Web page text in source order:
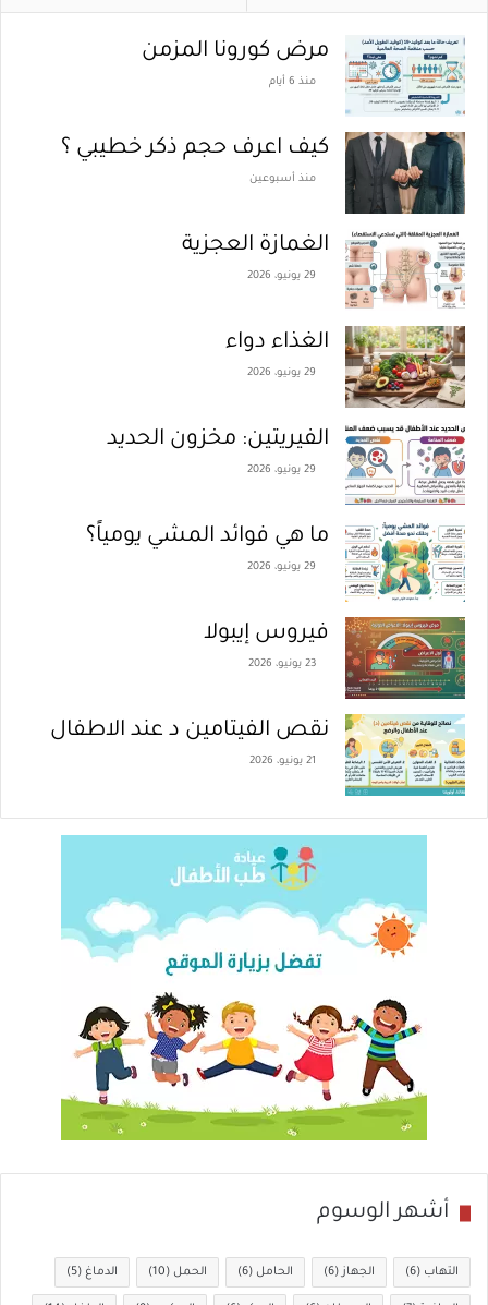
مرض كورونا المزمن
منذ 6 أيام
كيف اعرف حجم ذكر خطيبي ؟
منذ أسبوعين
الغمازة العجزية
29 يونيو، 2026
الغذاء دواء
29 يونيو، 2026
الفيريتين: مخزون الحديد
29 يونيو، 2026
ما هي فوائد المشي يومياً؟
29 يونيو، 2026
فيروس إيبولا
23 يونيو، 2026
نقص الفيتامين د عند الاطفال
21 يونيو، 2026
أشهر الوسوم
التهاب (6) الجهاز (6) الحامل (6) الحمل (10) الدماغ (5)